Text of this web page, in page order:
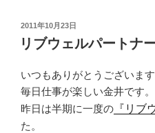
投
稿
日:
2011年10月23日
リブウェルパートナ
いつもありがとうございます
毎日仕事が楽しい金井です。
昨日は半期に一度の 『リブ
た。